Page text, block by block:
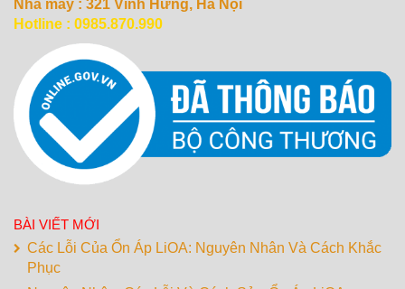
Nhà máy : 321 Vĩnh Hưng, Hà Nội
Hotline : 0985.870.990
BÀI VIẾT MỚI
Các Lỗi Của Ổn Áp LiOA: Nguyên Nhân Và Cách Khắc
Phục